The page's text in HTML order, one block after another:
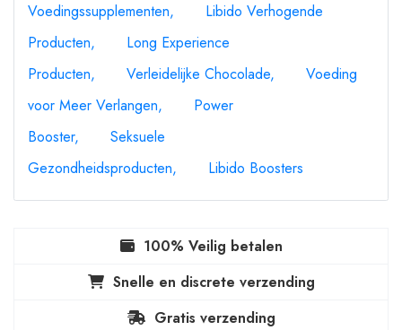
Voedingssupplementen
Libido Verhogende
Producten
Long Experience
Producten
Verleidelijke Chocolade
Voeding
voor Meer Verlangen
Power
Booster
Seksuele
Gezondheidsproducten
Libido Boosters
100% Veilig betalen
Snelle en discrete verzending
Gratis verzending